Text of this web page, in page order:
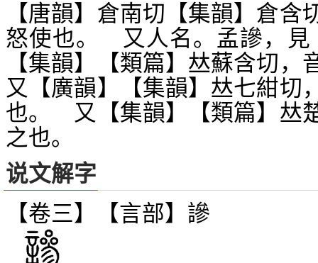
【唐韻】倉南切【集韻】倉含
怒使也。 又人名。孟謲，
【集韻】【類篇】 𠀤蘇含切，
又【廣韻】【集韻】 𠀤七紺切
也。 又【集韻】【類篇】 𠀤
之也。
说文解字
【卷三】【言部】 謲